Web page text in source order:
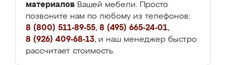
материалов Вашей мебели. Просто
позвоните нам по любому из телефонов:
8 (800) 511-89-55, 8 (495) 665-24-01,
8 (926) 409-68-13, и наш менеджер быстро
рассчитает стоимость.